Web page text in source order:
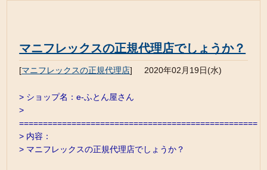
マニフレックスの正規代理店でしょうか？
[マニフレックスの正規代理店] 2020年02月19日(水)
> ショップ名：e-ふとん屋さん
>
==================================================
> 内容：
> マニフレックスの正規代理店でしょうか？